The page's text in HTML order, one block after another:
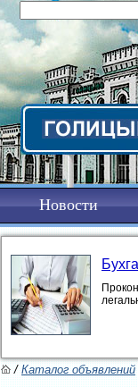
Новости
/Каталог объявлений